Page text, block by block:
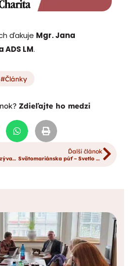
ďakuje Mgr. Jana
LM.
Články
Zdieľajte ho medzi
Do svojej záhrady vás pozýva Dom Charitas Sv. Kláry.
Ďalší článok
Svätomariánska púť – Svetlo z východu